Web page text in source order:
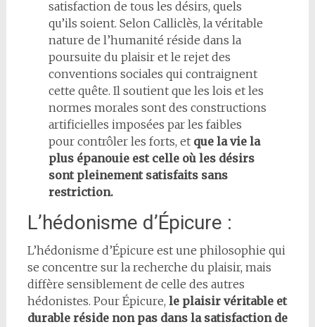
satisfaction de tous les désirs, quels
qu’ils soient. Selon Calliclès, la véritable
nature de l’humanité réside dans la
poursuite du plaisir et le rejet des
conventions sociales qui contraignent
cette quête. Il soutient que les lois et les
normes morales sont des constructions
artificielles imposées par les faibles
pour contrôler les forts, et que la vie la
plus épanouie est celle où les désirs
sont pleinement satisfaits sans
restriction.
L’hédonisme d’Épicure :
L’hédonisme d’Épicure est une philosophie qui
se concentre sur la recherche du plaisir, mais
diffère sensiblement de celle des autres
hédonistes. Pour Épicure, le plaisir véritable et
durable réside non pas dans la satisfaction de